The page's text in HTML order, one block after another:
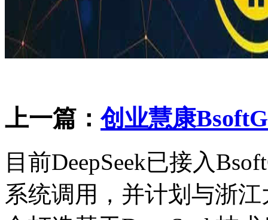
上一篇： 创业慧康
目前DeepSeek已接入
系统调用，并计划与浙